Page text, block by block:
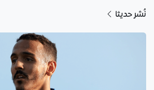
نُشر حديثا